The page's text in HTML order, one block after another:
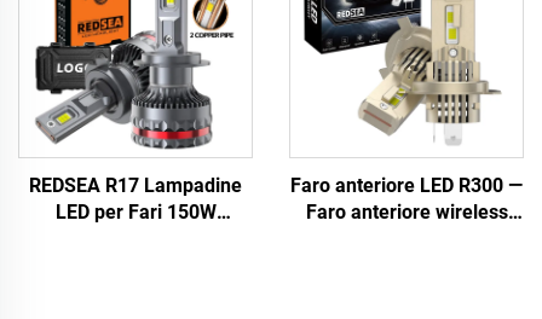
REDSEA R17 Lampadine
LED per Fari 150W
Faro anteriore LED R300 —
Faro anteriore wireless